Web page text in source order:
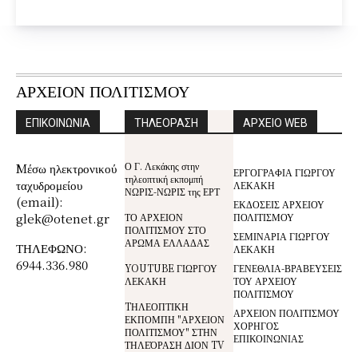
ΑΡΧΕΙΟΝ ΠΟΛΙΤΙΣΜΟΥ
ΕΠΙΚΟΙΝΩΝΙΑ
Mέσω ηλεκτρονικού
ταχυδρομείου
(email):
glek@otenet.gr
ΤΗΛΕΦΩΝΟ:
6944.336.980
ΤΗΛΕΟΡΑΣΗ
Ο Γ. Λεκάκης στην
τηλεοπτική εκπομπή
ΝΩΡΙΣ-ΝΩΡΙΣ της ΕΡΤ
ΤΟ ΑΡΧΕΙΟΝ
ΠΟΛΙΤΙΣΜΟΥ ΣΤΟ
ΑΡΩΜΑ ΕΛΛΑΔΑΣ
YOUTUBE ΓΙΩΡΓΟΥ
ΛΕΚΑΚΗ
TΗΛΕΟΠΤΙΚΗ
ΕΚΠΟΜΠΗ "ΑΡΧΕΙΟΝ
ΠΟΛΙΤΙΣΜΟΥ" ΣΤΗΝ
ΤΗΛΕΌΡΑΣΗ ΔΙΟΝ TV
ΑΡΧΕΙΟ WEB
ΕΡΓΟΓΡΑΦΙΑ ΓΙΩΡΓΟΥ
ΛΕΚΑΚΗ
ΕΚΔΟΣΕΙΣ ΑΡΧΕΙΟΥ
ΠΟΛΙΤΙΣΜΟΥ
ΣΕΜΙΝΑΡΙΑ ΓΙΩΡΓΟΥ
ΛΕΚΑΚΗ
ΓΕΝΕΘΛΙΑ-ΒΡΑΒΕΥΣΕΙΣ
ΤΟΥ ΑΡΧΕΙΟΥ
ΠΟΛΙΤΙΣΜΟΥ
ΑΡΧΕΙΟΝ ΠΟΛΙΤΙΣΜΟΥ
ΧΟΡΗΓΟΣ
ΕΠΙΚΟΙΝΩΝΙΑΣ